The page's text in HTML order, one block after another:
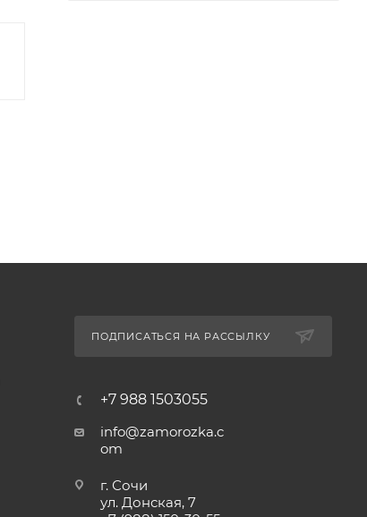
ПОДПИСАТЬСЯ НА РАССЫЛКУ
+7 988 1503055
info@zamorozka.c
om
г. Сочи
ул. Донская, 7